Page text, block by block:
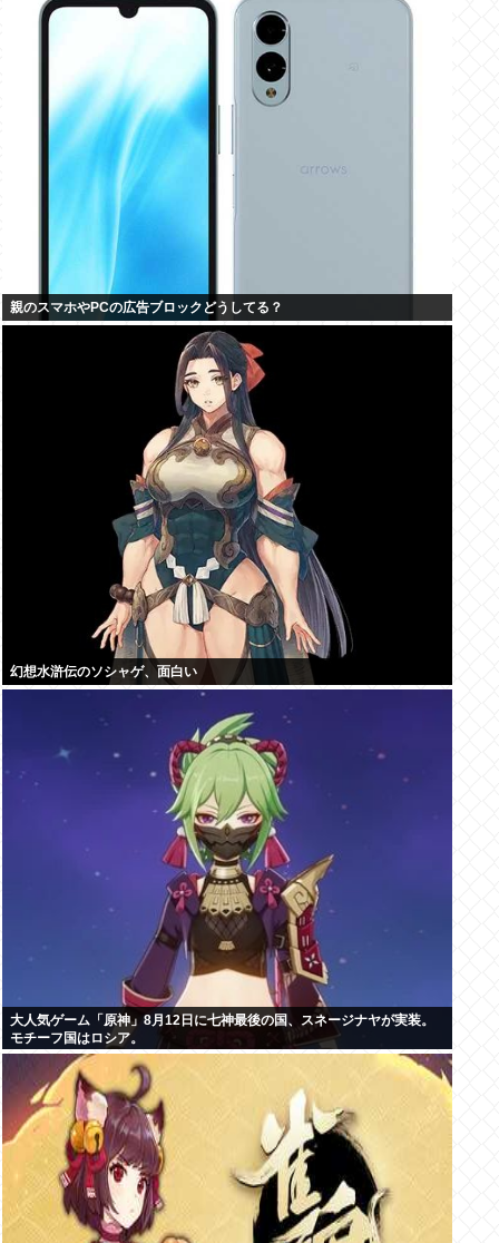
親のスマホやPCの広告ブロックどうしてる？
幻想水滸伝のソシャゲ、面白い
大人気ゲーム「原神」8月12日に七神最後の国、スネージナヤが実装。
モチーフ国はロシア。